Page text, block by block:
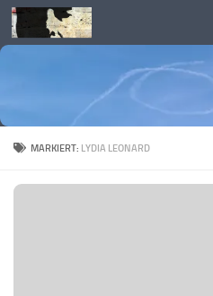
Skip to content
MARKIERT: LYDIA LEONARD